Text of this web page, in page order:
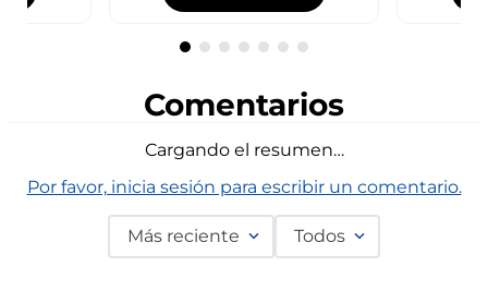
Comentarios
Cargando el resumen…
Por favor, inicia sesión para escribir un comentario.
Más reciente Todos